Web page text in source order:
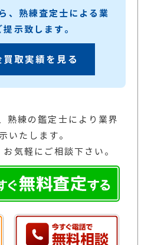
、熟練査定士による業
示致します。
取実績を見る
熟練の鑑定士により業界
いたします。
気軽にご相談下さい。